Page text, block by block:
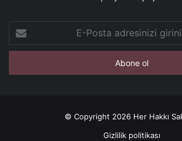
Posta
adresinizi
© Copyright 2026 Her Hakkı
Gizlilik politikası